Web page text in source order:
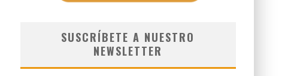
SUSCRÍBETE A NUESTRO
NEWSLETTER